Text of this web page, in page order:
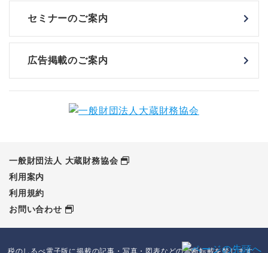
セミナーのご案内
広告掲載のご案内
一般財団法人 大蔵財務協会
利用案内
利用規約
お問い合わせ
税のしるべ電子版に掲載の記事・写真・図表などの無断転載を禁じます。